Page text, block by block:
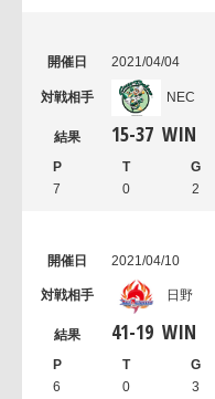
2021/04/04
NEC
15-37 WIN
7 0 2
2021/04/10
日野
41-19 WIN
6 0 3